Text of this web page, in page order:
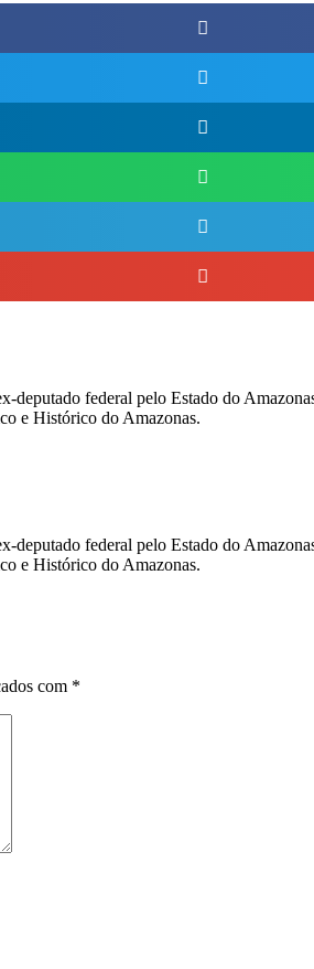
federal pelo Estado do
e Histórico do Amazonas.
federal pelo Estado do
e Histórico do Amazonas.
com *